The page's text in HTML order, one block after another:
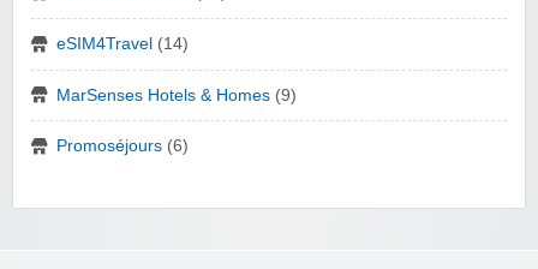
eSIM4Travel (14)
MarSenses Hotels & Homes (9)
Promoséjours (6)